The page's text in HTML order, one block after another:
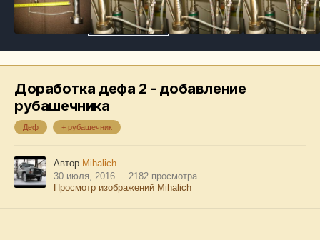
Доработка дефа 2 - добавление
рубашечника
Деф + рубашечник
Автор Mihalich
30 июля, 2016
2182 просмотра
Просмотр изображений Mihalich